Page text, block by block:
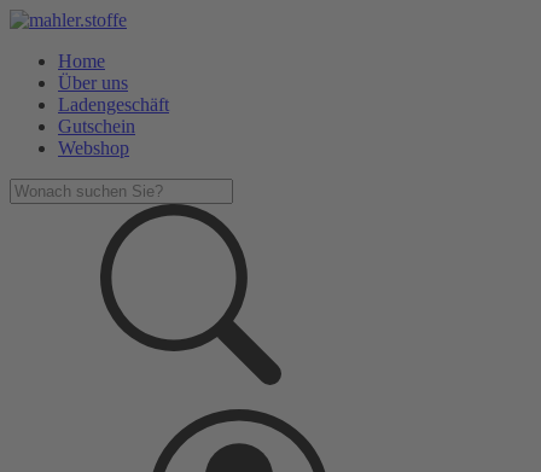
Home
Über uns
Ladengeschäft
Gutschein
Webshop